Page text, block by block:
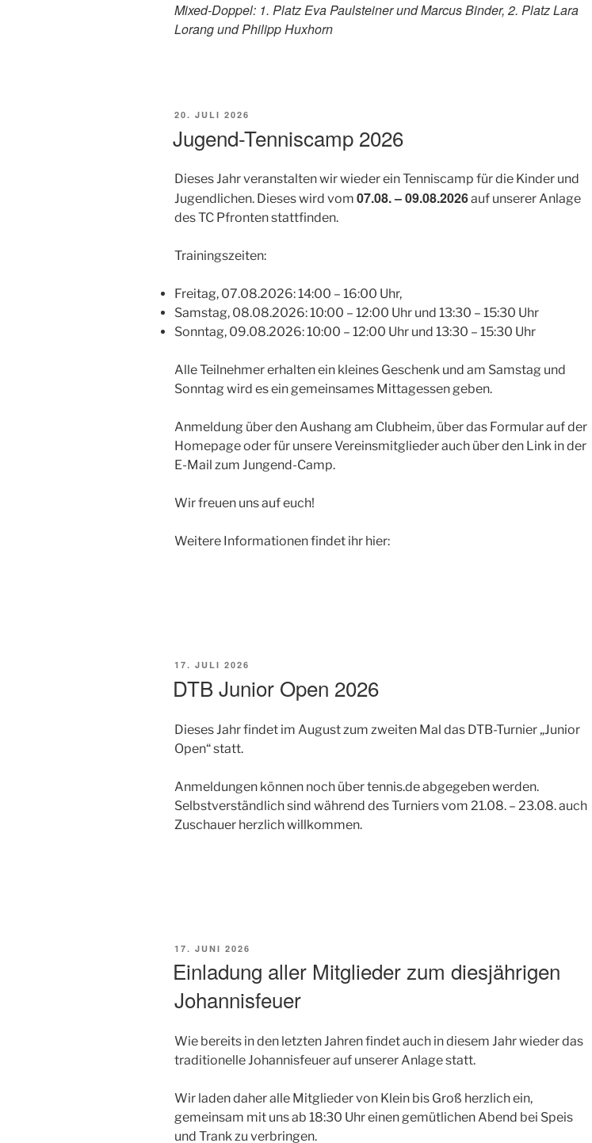
Mixed-Doppel: 1. Platz Eva Paulsteiner und Marcus Binder, 2. Platz Lara
Lorang und Philipp Huxhorn
VERÖFFENTLICHT
20. JULI 2026
Jugend-Tenniscamp 2026
Dieses Jahr veranstalten wir wieder ein Tenniscamp für die Kinder und
Jugendlichen. Dieses wird vom 07.08. – 09.08.2026auf unserer Anlage
des TC Pfronten stattfinden.
Trainingszeiten:
Freitag, 07.08.2026: 14:00 – 16:00 Uhr,
Samstag, 08.08.2026: 10:00 – 12:00 Uhr und 13:30 – 15:30 Uhr
Sonntag, 09.08.2026: 10:00 – 12:00 Uhr und 13:30 – 15:30 Uhr
Alle Teilnehmer erhalten ein kleines Geschenk und am Samstag und
Sonntag wird es ein gemeinsames Mittagessen geben.
Anmeldung über den Aushang am Clubheim, über das Formular auf der
Homepage oder für unsere Vereinsmitglieder auch über den Link in der
E-Mail zum Jungend-Camp.
Wir freuen uns auf euch!
Weitere Informationen findet ihr hier:
VERÖFFENTLICHT
17. JULI 2026
DTB Junior Open 2026
Dieses Jahr findet im August zum zweiten Mal das DTB-Turnier „Junior
Open“ statt.
Anmeldungen können noch über tennis.de abgegeben werden.
Selbstverständlich sind während des Turniers vom 21.08. – 23.08. auch
Zuschauer herzlich willkommen.
VERÖFFENTLICHT
17. JUNI 2026
Einladung aller Mitglieder zum diesjährigen
Johannisfeuer
Wie bereits in den letzten Jahren findet auch in diesem Jahr wieder das
traditionelle Johannisfeuer auf unserer Anlage statt.
Wir laden daher alle Mitglieder von Klein bis Groß herzlich ein,
gemeinsam mit uns ab 18:30 Uhr einen gemütlichen Abend bei Speis
und Trank zu verbringen.